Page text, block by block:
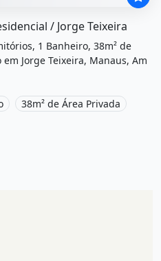
/ Jorge Teixeira
1 Banheiro, 38m² de
Jorge Teixeira, Manaus, Am
38m² de Área Privada